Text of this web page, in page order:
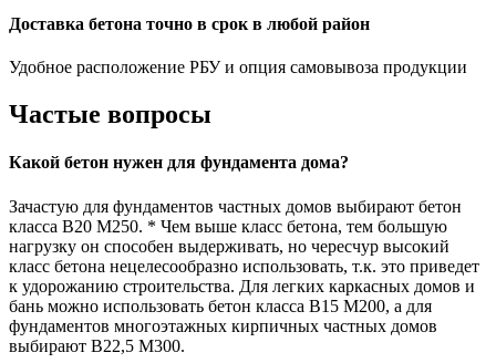
Доставка бетона точно в срок в любой район
Удобное расположение РБУ и опция самовывоза продукции
Частые вопросы
Какой бетон нужен для фундамента дома?
Зачастую для фундаментов частных домов выбирают бетон
класса В20 М250. * Чем выше класс бетона, тем большую
нагрузку он способен выдерживать, но чересчур высокий
класс бетона нецелесообразно использовать, т.к. это приведет
к удорожанию строительства. Для легких каркасных домов и
бань можно использовать бетон класса В15 М200, а для
фундаментов многоэтажных кирпичных частных домов
выбирают В22,5 М300.